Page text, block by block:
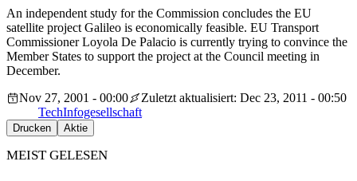
An independent study for the Commission concludes the EU
satellite project Galileo is economically feasible. EU Transport
Commissioner Loyola De Palacio is currently trying to convince the
Member States to support the project at the Council meeting in
December.
Nov 27, 2001 - 00:00
Zuletzt aktualisiert: Dec 23, 2011 - 00:50
TechInfogesellschaft
Drucken Aktie
MEIST GELESEN